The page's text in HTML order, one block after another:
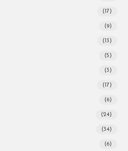
(17)
(9)
(13)
(5)
(3)
(17)
(6)
(24)
(34)
(6)